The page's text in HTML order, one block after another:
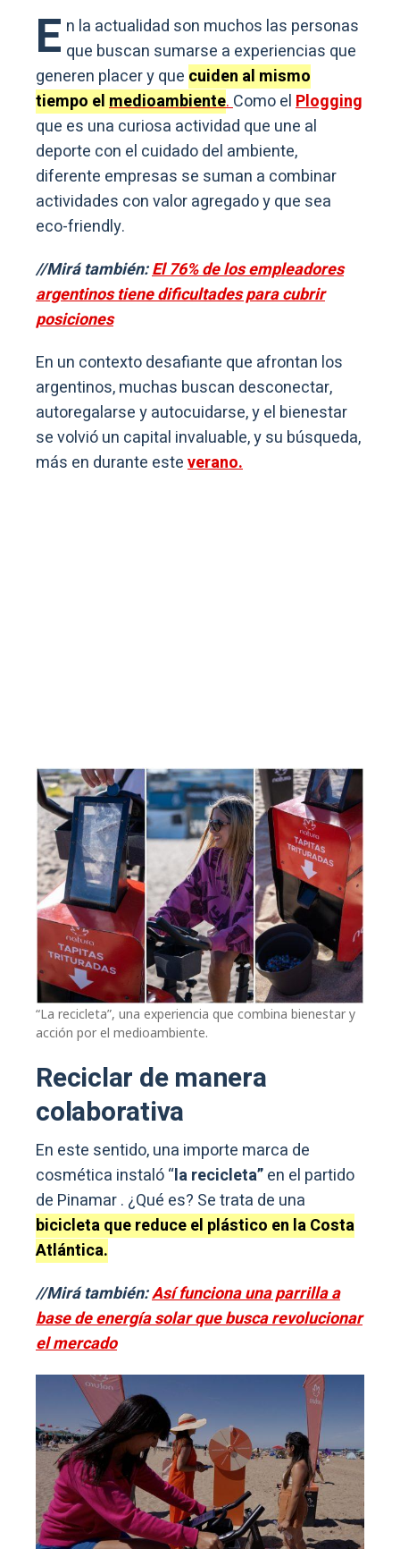
E n la actualidad son muchos las personas
que buscan sumarse a experiencias que
generen placer y que cuiden al mismo
tiempo elmedioambiente.Como elPlogging
que es una curiosa actividad que une al
deporte con el cuidado del ambiente,
diferente empresas se suman a combinar
actividades con valor agregado y que sea
eco-friendly.
//Mirá también:El 76% de los empleadores
argentinos tiene dificultades para cubrir
posiciones
En un contexto desafiante que afrontan los
argentinos, muchas buscan desconectar,
autoregalarse y autocuidarse, y el bienestar
se volvió un capital invaluable, y su búsqueda,
más en durante esteverano.
“La recicleta”, una experiencia que combina bienestar y
acción por el medioambiente.
Reciclar de manera
colaborativa
En este sentido, una importe marca de
cosmética instaló “la recicleta”en el partido
de Pinamar . ¿Qué es? Se trata de una
bicicleta que reduce el plástico en la Costa
Atlántica.
//Mirá también:Así funciona una parrilla a
base de energía solar que busca revolucionar
el mercado